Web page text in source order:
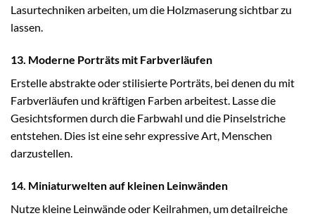
Lasurtechniken arbeiten, um die Holzmaserung sichtbar zu
lassen.
13. Moderne Porträts mit Farbverläufen
Erstelle abstrakte oder stilisierte Porträts, bei denen du mit
Farbverläufen und kräftigen Farben arbeitest. Lasse die
Gesichtsformen durch die Farbwahl und die Pinselstriche
entstehen. Dies ist eine sehr expressive Art, Menschen
darzustellen.
14. Miniaturwelten auf kleinen Leinwänden
Nutze kleine Leinwände oder Keilrahmen, um detailreiche